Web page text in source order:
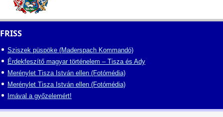
FRISS
Sziszek püspöke (Maderspach Kommandó)
Érdekfeszítő magyar történelem – Tisza és Ady
Merénylet Tisza István ellen (Fotómédia)
Merénylet Tisza István ellen (Fotómédia)
Imával a győzelemért!